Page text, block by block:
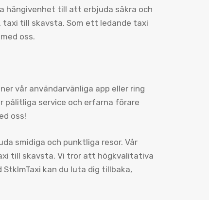
hängivenhet till att erbjuda säkra och
taxi till skavsta. Som ett ledande taxi
oss.
vår användarvänliga app eller ring
pålitliga service och erfarna förare
oss!
smidiga och punktliga resor. Vår
till skavsta. Vi tror att högkvalitativa
kan du luta dig tillbaka,